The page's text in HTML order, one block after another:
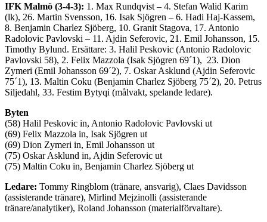
IFK Malmö (3-4-3): 1. Max Rundqvist – 4. Stefan Walid Karim
(lk), 26. Martin Svensson, 16. Isak Sjögren – 6. Hadi Haj-Kassem,
8. Benjamin Charlez Sjöberg, 10. Granit Stagova, 17. Antonio
Radolovic Pavlovski – 11. Ajdin Seferovic, 21. Emil Johansson, 15.
Timothy Bylund. Ersättare: 3. Halil Peskovic (Antonio Radolovic
Pavlovski 58), 2. Felix Mazzola (Isak Sjögren 69´1), 23. Dion
Zymeri (Emil Johansson 69´2), 7. Oskar Asklund (Ajdin Seferovic
75´1), 13. Maltin Coku (Benjamin Charlez Sjöberg 75´2), 20. Petrus
Siljedahl, 33. Festim Bytyqi (målvakt, spelande ledare).
Byten
(58) Halil Peskovic in, Antonio Radolovic Pavlovski ut
(69) Felix Mazzola in, Isak Sjögren ut
(69) Dion Zymeri in, Emil Johansson ut
(75) Oskar Asklund in, Ajdin Seferovic ut
(75) Maltin Coku in, Benjamin Charlez Sjöberg ut
Ledare: Tommy Ringblom (tränare, ansvarig), Claes Davidsson
(assisterande tränare), Mirlind Mejzinolli (assisterande
tränare/analytiker), Roland Johansson (materialförvaltare).